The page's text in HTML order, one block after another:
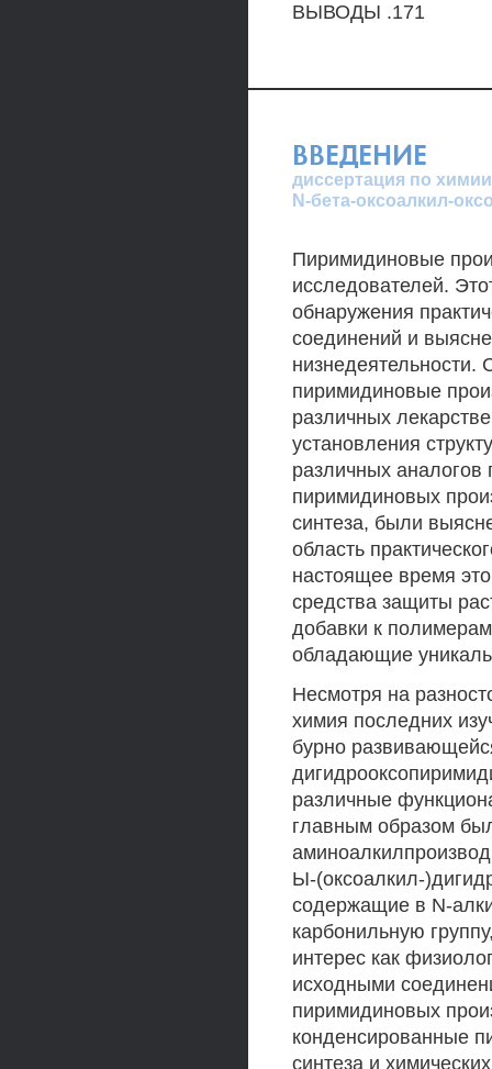
ВЫВОДЫ .171
ВВЕДЕНИЕ
диссертация по
N-бета-оксоалкил-
Пиримидиновые
исследователей.
обнаружения
соединений и
низнедеятельности.
пиримидиновые
различных
установления
различных
пиримидиновых
синтеза, были
область
настоящее время
средства защиты
добавки к
обладающие
Несмотря на
химия последних
бурно
различные
главным образом
Ы-(оксоалкил-
содержащие в N-
карбонильную
интерес как
исходными
пиримидиновых
конденсированные
синтеза и